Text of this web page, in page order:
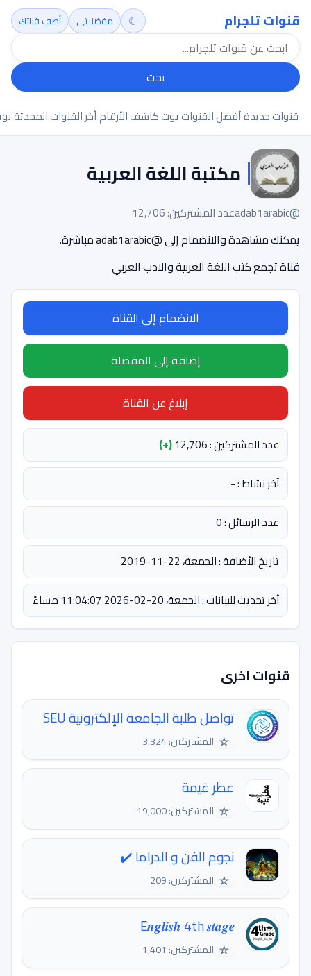
قنوات تلجرام
بحث
☾ مفضلاتي أضف قناتك
قنوات جديدةأفضل القنواتبوت كاشف الأرقامأخر القنوات المحدثة
مكتبة اللغة العربية
@adab1arabic
عدد المشتركين: 12,706
يمكنك مشاهدة والانضمام إلى @adab1arabic مباشرة.
قناة تجمع كتب اللغة العربية والادب العربي
الانضمام إلى القناة
إضافة إلى المفضلة
إبلاغ عن القناة
عدد المشتركين : 12,706
(+)
آخر نشاط : -
عدد الرسائل : 0
تاريخ الأضافة : الجمعة، 22-11-2019
آخر تحديث للبيانات : الجمعة، 20-02-2026 11:04:07 مساءً
قنوات اخرى
تواصل طلبة الجامعة الإلكترونية SEU
☆ المشتركين: 3,324
عطر غيمة
☆ المشتركين: 19,000
نجوم الفن و الدراما ✔️
☆ المشتركين: 209
E𝒏𝒈𝒍𝒊𝒔𝒉 4th 𝒔𝒕𝒂𝒈𝒆
☆ المشتركين: 1,401